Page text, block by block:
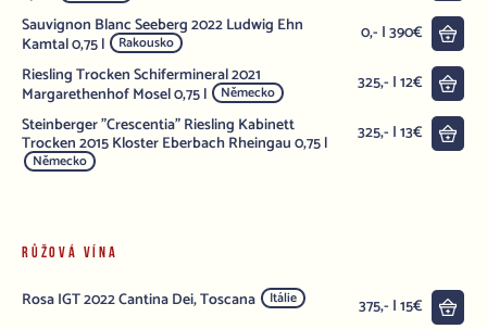
Sauvignon Blanc Seeberg 2022 Ludwig Ehn
Kamtal 0,75 l Rakousko 0,- | 390€
Riesling Trocken Schifermineral 2021
Margarethenhof Mosel 0,75 l Německo 325,- | 12€
Steinberger "Crescentia" Riesling Kabinett
Trocken 2015 Kloster Eberbach Rheingau 0,75 l
Německo
325,- | 13€
RŮŽOVÁ VÍNA
Rosa IGT 2022 Cantina Dei, Toscana Itálie 375,- | 15€